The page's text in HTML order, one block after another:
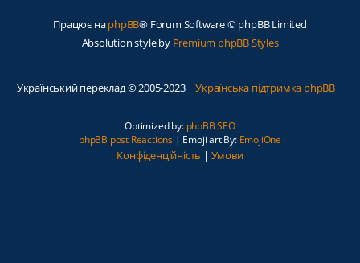
Працює наphpBB® Forum Software © phpBB Limited
Absolution style by Premium phpBB Styles
Український переклад © 2005-2023 Українська підтримка phpBB
Optimized by: phpBB SEO
phpBB post Reactions| Emoji art By: EmojiOne
Конфіденційність | Умови